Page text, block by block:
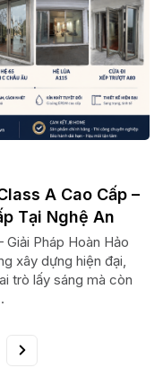
A Cao Cấp –
Tại Nghệ An
Pháp Hoàn Hảo
xây dựng hiện đại,
trò lấy sáng mà còn